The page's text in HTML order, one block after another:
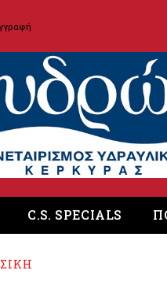
C.S. SPECIALS